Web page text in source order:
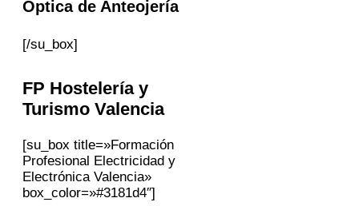
Óptica de Anteojería
[/su_box]
FP Hostelería y
Turismo Valencia
[su_box title=»Formación
Profesional Electricidad y
Electrónica Valencia»
box_color=»#3181d4″]